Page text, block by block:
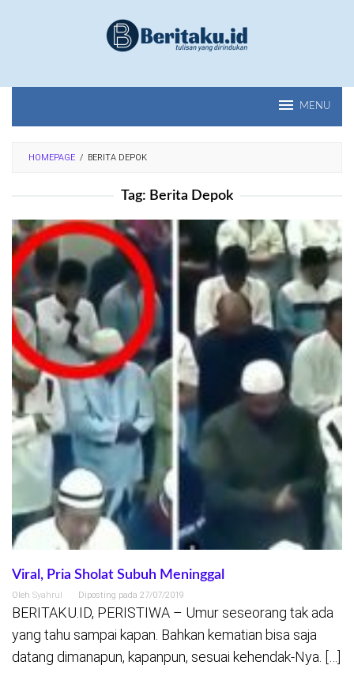
MENU
HOMEPAGE / BERITA DEPOK
Tag: Berita Depok
Viral, Pria Sholat Subuh Meninggal
Oleh Syahrul Diposting pada 27/07/2019
BERITAKU.ID, PERISTIWA – Umur seseorang tak ada
yang tahu sampai kapan. Bahkan kematian bisa saja
datang dimanapun, kapanpun, sesuai kehendak-Nya. […]